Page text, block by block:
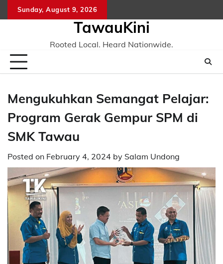
to
Sunday, August 9, 2026
TawauKini
Rooted Local. Heard Nationwide.
Mengukuhkan Semangat Pelajar:
Program Gerak Gempur SPM di
SMK Tawau
Posted on February 4, 2024 by Salam Undong